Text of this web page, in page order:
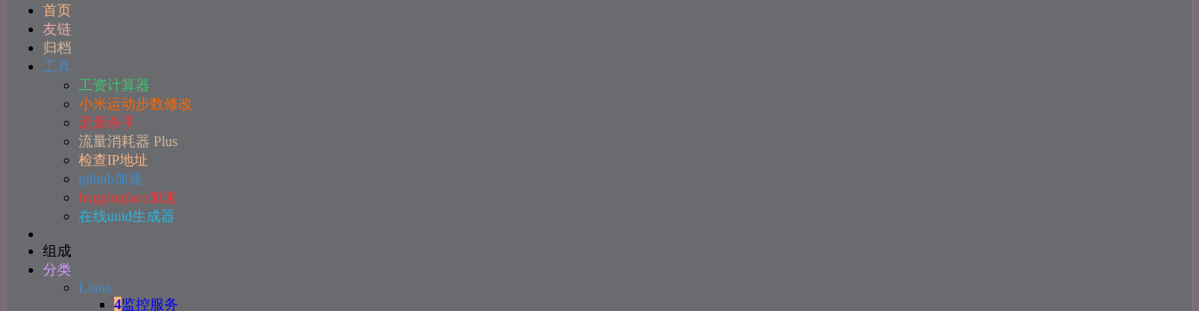
首页
友链
归档
工具
工资计算器
小米运动步数修改
流量杀手
流量消耗器 Plus
检查IP地址
github加速
huggingface加速
在线uuid生成器
组成
分类
Linux
4监控服务